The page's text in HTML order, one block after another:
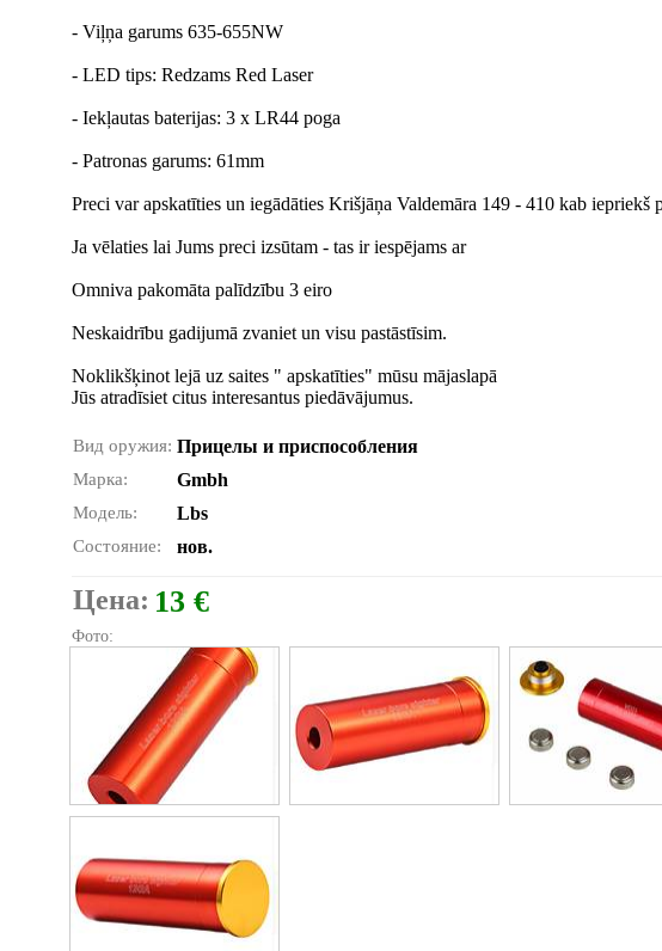
- Viļņa garums 635-655NW
- LED tips: Redzams Red Laser
- Iekļautas baterijas: 3 x LR44 poga
- Patronas garums: 61mm
Preci var apskatīties un iegādāties Krišjāņa Valdemāra 149 - 410 kab
Ja vēlaties lai Jums preci izsūtam - tas ir iespējams ar
Omniva pakomāta palīdzību 3 eiro
Neskaidrību gadijumā zvaniet un visu pastāstīsim.
Noklikšķinot lejā uz saites " apskatīties" mūsu mājaslapā
Jūs atradīsiet citus interesantus piedāvājumus.
Вид оружия: Прицелы и приспособления
Марка: Gmbh
Модель: Lbs
Состояние: нов.
Цена: 13 €
Фото: